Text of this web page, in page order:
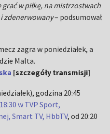
w piłkę, na mistrzostwach
zdenerwowany– podsumował
zagra w poniedziałek, a
Malta.
[szczegóły transmisji]
godzina 20:45
w TVP Sport,
Smart TV, HbbTV, od 20:20